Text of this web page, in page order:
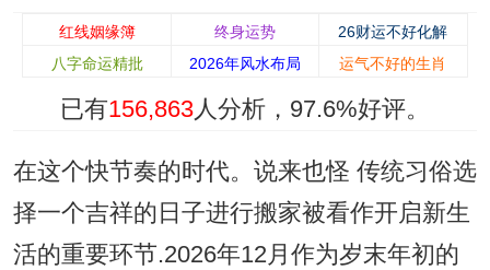
红线姻缘簿 终身运势
26财运不好化解
八字命运精批
2026年风水布局 运气不好的生肖
已有156,863人分析， 97.6%好评。
在这个快节奏的时代。说来也怪 传统习俗选
择一个吉祥的日子进行搬家被看作开启新生
活的重要环节.2026年12月作为岁末年初的